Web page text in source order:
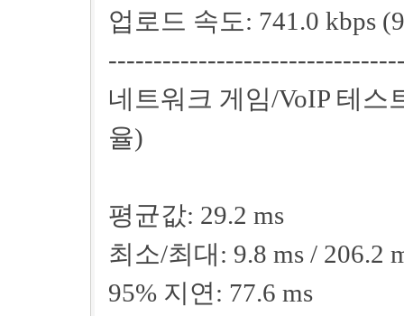
업로드 속도: 741.0 kbps
네트워크 게임/VoIP 테
율)
평균값: 29.2 ms
최소/최대: 9.8 ms / 206.2
95% 지연: 77.6 ms